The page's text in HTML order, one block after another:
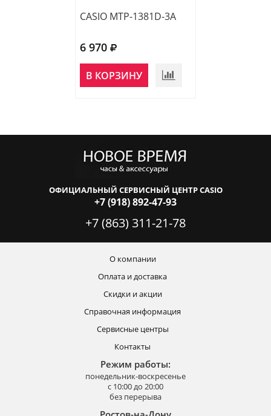
CASIO MTP-1381D-3A
6 970
В КОРЗИНУ
ОФИЦИАЛЬНЫЙ СЕРВИСНЫЙ ЦЕНТР CASIO
+7 (918) 892-47-93
+7 (863) 311-21-78
О компании
Оплата и доставка
Скидки и акции
Справочная информация
Сервисные центры
Контакты
Режим работы:
понедельник-воскресенье
с 10:00 до 20:00
без перерыва